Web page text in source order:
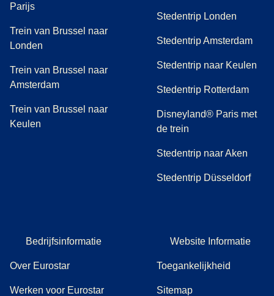
Parijs
Trein van Brussel naar
Londen
Trein van Brussel naar
Amsterdam
Trein van Brussel naar
Keulen
Stedentrip Londen
Stedentrip Amsterdam
Stedentrip naar Keulen
Stedentrip Rotterdam
Disneyland® Paris met
de trein
Stedentrip naar Aken
Stedentrip Düsseldorf
Bedrijfsinformatie
Over Eurostar
Werken voor Eurostar
Website Informatie
Toegankelijkheid
Sitemap